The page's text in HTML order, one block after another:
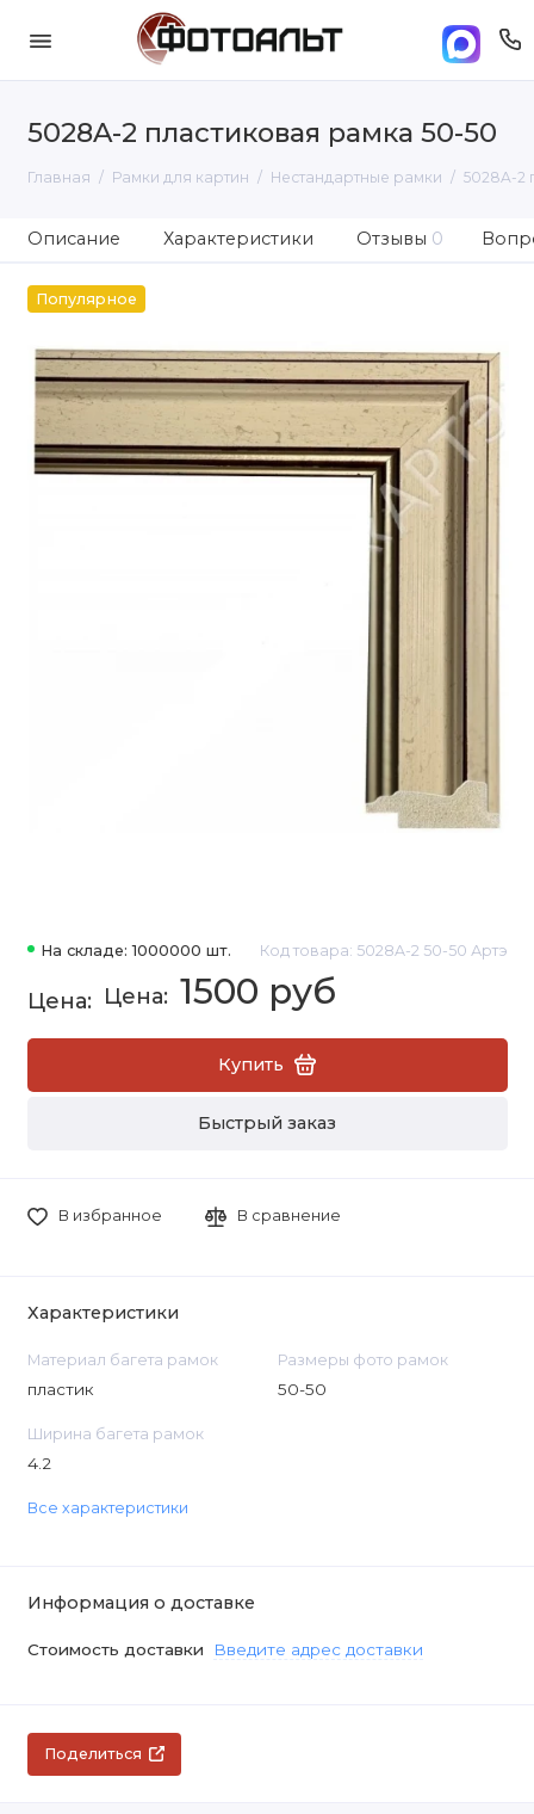
5028A-2 пластиковая рамка 50-50
Главная Рамки для картин Нестандартные рамки 5028A-2
Описание Характеристики Отзывы 0
Популярное
На складе: 1000000 шт. Код товара: 5028A-2 50-50 Артэ
1500 руб
Купить
Быстрый заказ
В избранное В сравнение
Характеристики
Материал багета рамок
пластик
Размеры фото рамок
50-50
Ширина багета рамок
4.2
Все характеристики
Информация о доставке
Стоимость доставки Введите адрес доставки
Поделиться